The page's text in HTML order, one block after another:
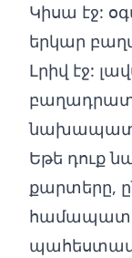
Կիսա էջ:
երկար
Լրիվ էջ:
Եթե դուք
քարտերը,